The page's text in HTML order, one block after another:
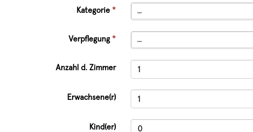
Kategorie * ...
Verpflegung * ...
Anzahl d. Zimmer
Erwachsene(r)
Kind(er)